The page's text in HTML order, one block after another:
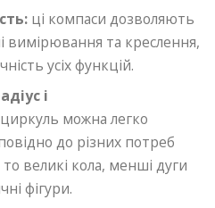
ці компаси дозволяють
вимірювання та креслення,
усіх функцій.
і
циркуль можна легко
до різних потреб
великі кола, менші дуги
фігури.